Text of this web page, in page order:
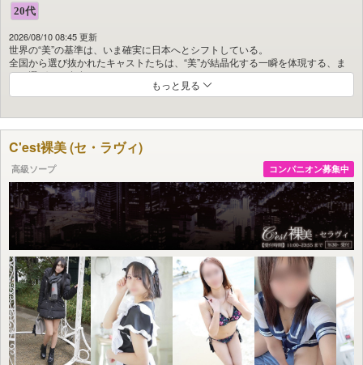
2026/08/10 08:45 更新
世界の“美”の基準は、いま確実に日本へとシフトしている。
全国から選び抜かれたキャストたちは、“美”が結晶化する一瞬を体現する、ま
さに選ばれし存在。
その一人ひとりが、『Juliet』というブランドを形づくるプリンセスです。
洗練された芸術性を纏うプリンセスたちが、この世に唯一無二の美を刻み込み
ます。
『Juliet』のアルバムをめくれば、
妄想を掻き立てるグラビアアイドル、
幻想的で清楚な令嬢、
幼さを残す美少女、
妖艶なショーモデル──
男性の理想を具現化した女性たちとの出会いが待っています。
女性の“心”と“美”を知り尽くした面接官が、
実際に目で見て、対話し、厳選に厳選を重ねる。
経験と実績に裏打ちされた確かな審美眼が、この「Julietブランド」を完成させ
ました。
ルックス、スタイル、品格、マナー。
さらに人格面まで含めたトータルバランスを追求し、
選び抜かれた美女たちは「絶対値の黄金美率」を体現します。
もっと見る
C'est裸美 (セ・ラヴィ)
高級ソープ コンパニオン募集中